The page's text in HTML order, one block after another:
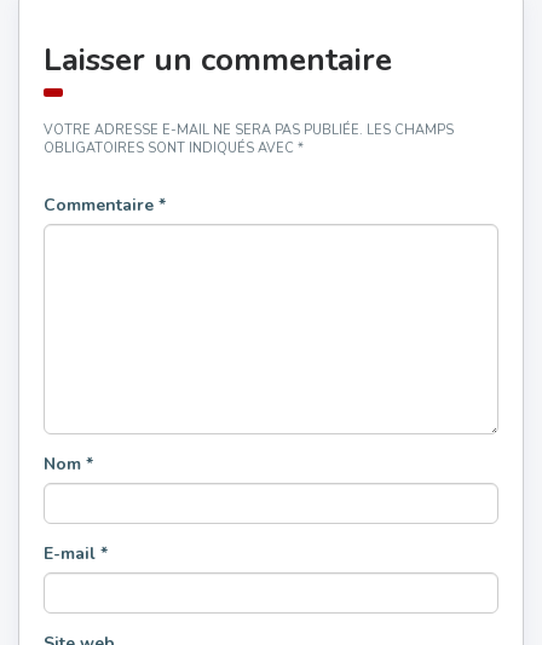
Laisser un commentaire
VOTRE ADRESSE E-MAIL NE SERA PAS PUBLIÉE. LES CHAMPS
OBLIGATOIRES SONT INDIQUÉS AVEC *
Commentaire *
Nom *
E-mail *